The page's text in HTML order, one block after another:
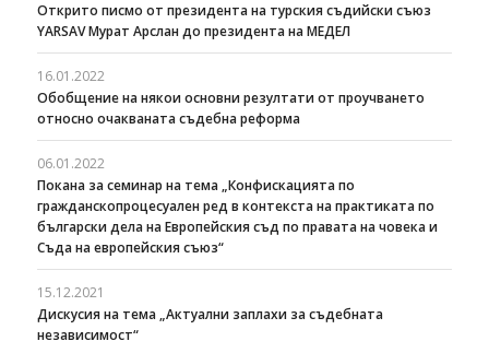
Открито писмо от президента на турския съдийски съюз
YARSAV Мурат Арслан до президента на МЕДЕЛ
16.01.2022
Обобщение на някои основни резултати от проучването
относно очакваната съдебна реформа
06.01.2022
Покана за семинар на тема „Конфискацията по
гражданскопроцесуален ред в контекста на практиката по
български дела на Европейския съд по правата на човека и
Съда на европейския съюз“
15.12.2021
Дискусия на тема „Актуални заплахи за съдебната
независимост“